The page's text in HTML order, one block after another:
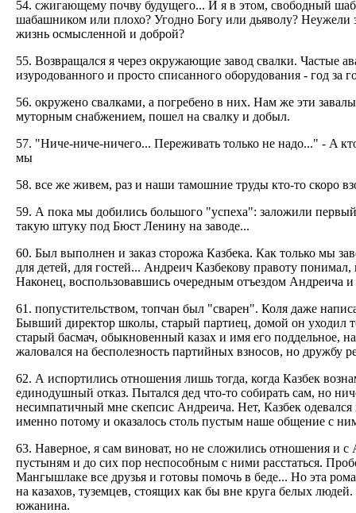
54. сжигающему почву будущего... И я в этом, свободный
шабашником или плохо? Угодно Богу или дьяволу? Неужели
жизнь осмысленной и доброй?
55. Возвращался я через окружающие завод свалки. Частые
изуродованного и просто списанного оборудования - год за
56. окружено свалками, а погребено в них. Нам же эти
муторным снабжением, пошел на свалку и добыл.
57. "Ниче-ниче-ничего... Переживать только не надо..." - A
мы
58. все же живем, раз и наши тамошние труды кто-то скоро
59. А пока мы добились большого "успеха": заложили
такую штуку под Бюст Ленину на заводе...
60. Был выполнен и заказ сторожа Казбека. Как только мы
для детей, для гостей... Андреич Казбекову правоту
Наконец, воспользовавшись очередным отъездом Андреича
61. попустительством, топчан был "сварен". Коля даже
Бывший директор школы, старый партиец, домой он уходил
старый басмач, обыкновенный казах и имя его поддельное,
жаловался на бесполезность партийных взносов, но дружбу
62. А испортились отношения лишь тогда, когда Казбек
единодушный отказ. Пытался дед что-то собирать сам, но
несимпатичный мне скепсис Андреича. Нет, Казбек
именно потому и оказалось столь пустым наше общение с
63. Наверное, я сам виноват, но не сложились отношения
пустыням и до сих пор неспособным с ними расстаться.
Мангышлаке все друзья и готовы помочь в беде... Но эта
на казахов, туземцев, стоящих как бы вне круга белых
южанина.